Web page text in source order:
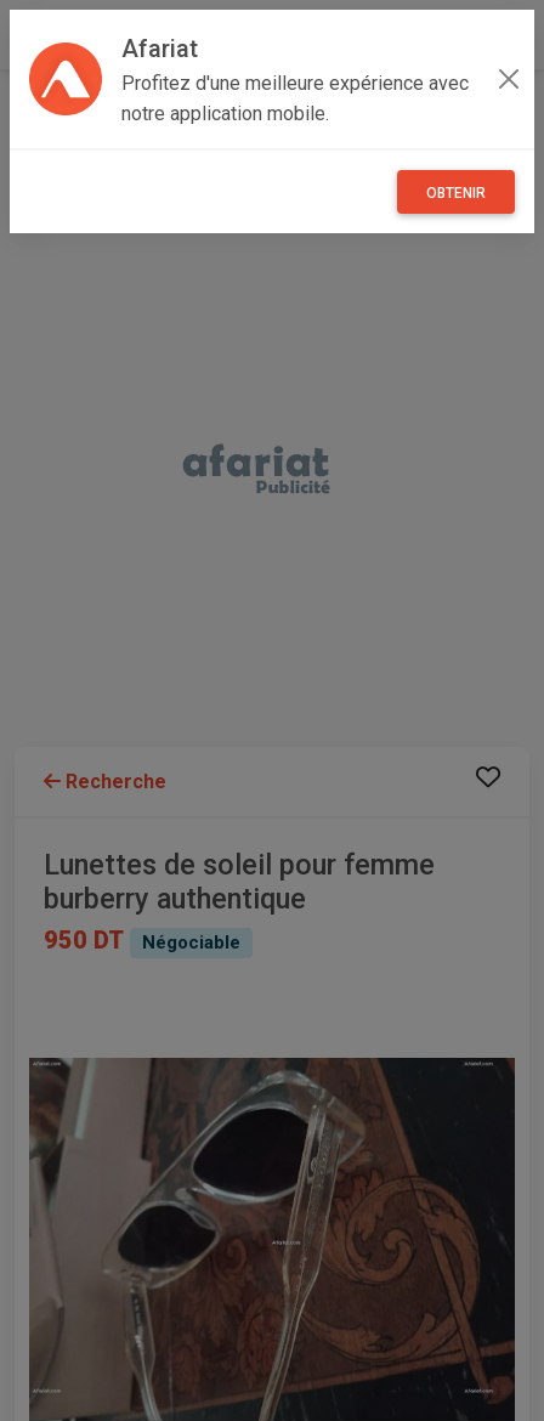
Afariat
Profitez d'une meilleure expérience avec
notre application mobile.
OBTENIR
Accueil Vêtements et objets personnels
lunettes de soleil pour femme BURBERRY authentique
Recherche
Lunettes de soleil pour femme
burberry authentique
950 DT Négociable